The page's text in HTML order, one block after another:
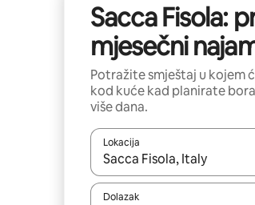
Sacca Fisola:
mjesečni
Potražite smještaj u kojem
kod kuće kad planirate
više dana.
Lokacija
Kada budu dostupni
Dolazak